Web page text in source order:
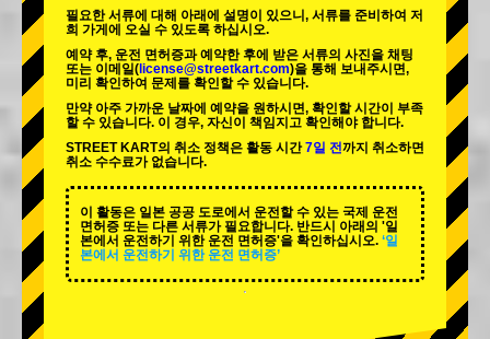
필요한 서류에 대해 아래에 설명이 있으니, 서류를 준비하여 저
희 가게에 오실 수 있도록 하십시오.
예약 후, 운전 면허증과 예약한 후에 받은 서류의 사진을 채팅
또는 이메일( license@streetkart.com)을 통해 보내주시면,
미리 확인하여 문제를 확인할 수 있습니다.
만약 아주 가까운 날짜에 예약을 원하시면, 확인할 시간이 부족
할 수 있습니다. 이 경우, 자신이 책임지고 확인해야 합니다.
STREET KART의 취소 정책은 활동 시간7일 전까지 취소하면
취소 수수료가 없습니다.
이 활동은 일본 공공 도로에서 운전할 수 있는 국제 운전
면허증 또는 다른 서류가 필요합니다. 반드시 아래의 '일
본에서 운전하기 위한 운전 면허증'을 확인하십시오. ‘일
본에서 운전하기 위한 운전 면허증’